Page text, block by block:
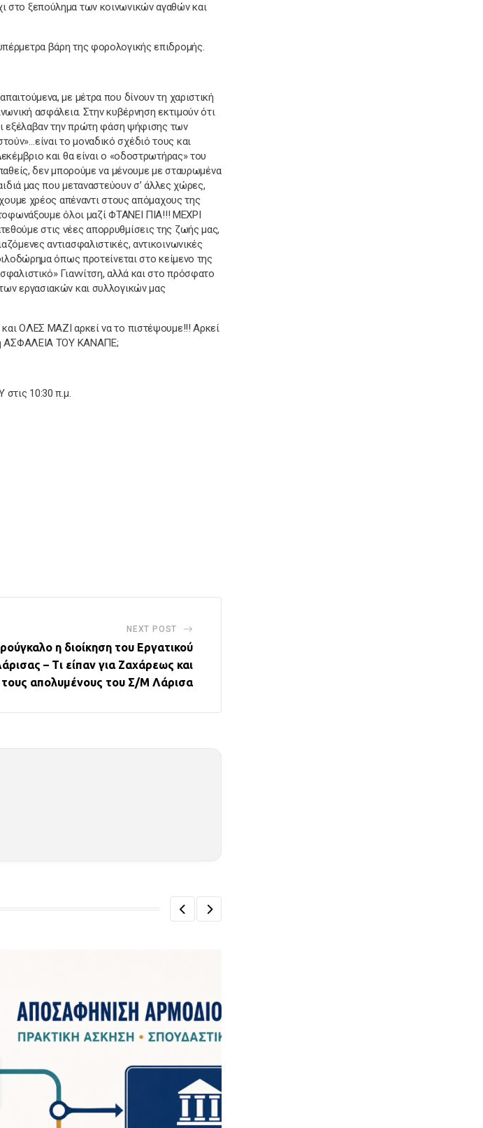
στο ξεπούλημα των κοινωνικών αγαθών και
βάρη της φορολογικής επιδρομής.
με μέτρα που δίνουν τη χαριστική
ασφάλεια. Στην κυβέρνηση εκτιμούν ότι
εξέλαβαν την πρώτη φάση ψήφισης των
το μοναδικό σχέδιό τους και
και θα είναι ο «οδοστρωτήρας» του
δεν μπορούμε να μένουμε με σταυρωμένα
μας που μεταναστεύουν σ’ άλλες χώρες,
χρέος απέναντι στους απόμαχους της
όλοι μαζί ΦΤΑΝΕΙ ΠΙΑ!!! ΜΕΧΡΙ
στις νέες απορρυθμίσεις της ζωής μας,
αντιασφαλιστικές, αντικοινωνικές
όπως προτείνεται στο κείμενο της
Γιαννίτση, αλλά και στο πρόσφατο
εργασιακών και συλλογικών μας
ΟΛΕΣ ΜΑΖΙ αρκεί να το πιστέψουμε!!! Αρκεί
ή ΑΣΦΑΛΕΙΑ ΤΟΥ ΚΑΝΑΠΕ;
10:30 π.μ.
NEXT POST
η διοίκηση του Εργατικού
– Τι είπαν για Ζαχάρεως και
τους απολυμένους του Σ/Μ Λάρισα